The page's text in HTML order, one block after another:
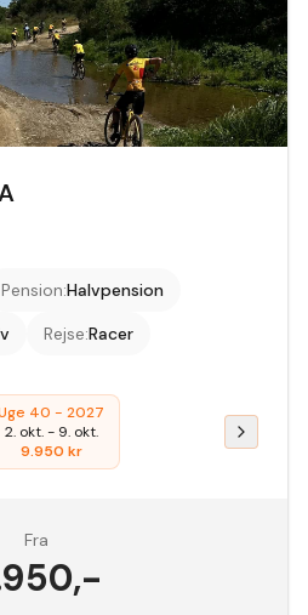
Pension:Halvpension
Rejse:Racer
40 - 2027
2. okt.- 9. okt.
9.950 kr
Fra
,-